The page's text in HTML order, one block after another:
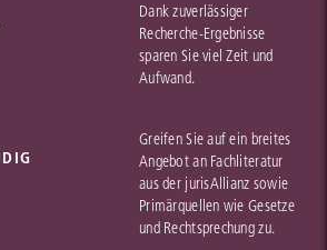
Dank zuverlässiger
Recherche-Ergebnisse
sparen Sie viel Zeit und
Aufwand.
Greifen Sie auf ein breites
Angebot an Fachliteratur
aus der jurisAllianz sowie
Primärquellen wie Gesetze
und Rechtsprechung zu.